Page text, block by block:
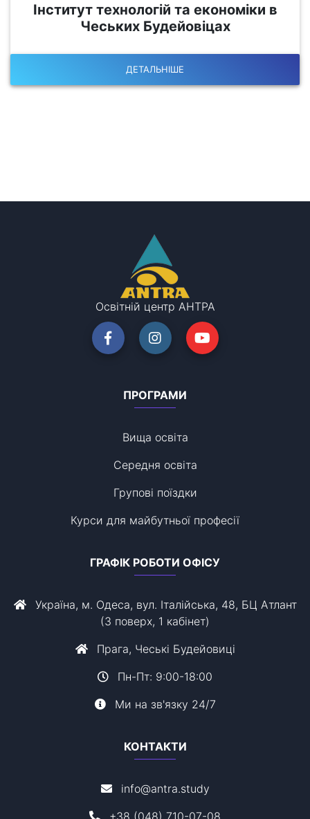
Інститут технологій та економіки в
Чеських Будейовіцах
ДЕТАЛЬНІШЕ
Освітній центр АНТРА
ПРОГРАМИ
Вища освіта
Середня освіта
Групові поїздки
Курси для майбутньої професії
ГРАФІК РОБОТИ ОФІСУ
Україна, м. Одеса, вул. Італійська, 48, БЦ Атлант
(3 поверх, 1 кабінет)
Прага, Чеські Будейовиці
Пн-Пт: 9:00-18:00
Ми на зв'язку 24/7
КОНТАКТИ
info@antra.study